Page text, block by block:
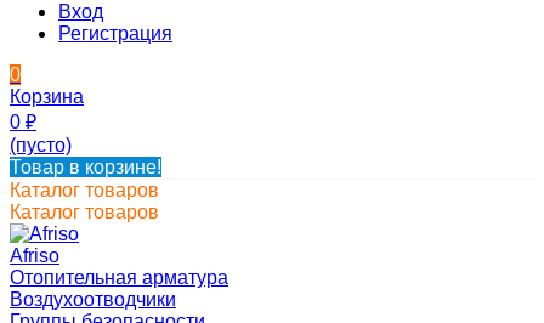
Вход
Регистрация
0
Корзина
0 ₽
(пусто)
Товар в корзине!
Каталог товаров
Каталог товаров
Afriso
Отопительная арматура
Воздухоотводчики